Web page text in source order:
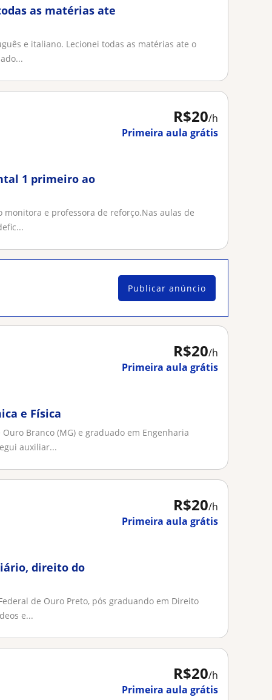
as matérias ate
e italiano. Lecionei todas as matérias ate o
R$20/h
Primeira aula grátis
1 primeiro ao
e professora de reforço.Nas aulas de
Publicar anúncio
R$20/h
Primeira aula grátis
e Física
Branco (MG) e graduado em Engenharia
auxiliar...
R$20/h
Primeira aula grátis
direito do
de Ouro Preto, pós graduando em Direito
e...
R$20/h
Primeira aula grátis